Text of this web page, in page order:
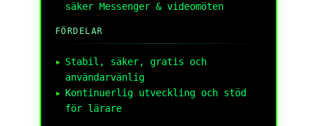
säker Messenger & videomöten
FÖRDELAR
Stabil, säker, gratis och
användarvänlig
Kontinuerlig utveckling och stöd
för lärare